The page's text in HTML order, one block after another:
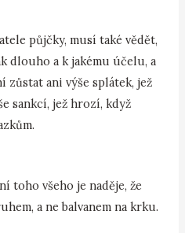
půjčky, musí také vědět,
dlouho a k jakému účelu, a
ani výše splátek, jež
sankcí, jež hrozí, když
toho všeho je naděje, že
a ne balvanem na krku.